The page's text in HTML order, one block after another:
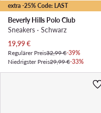
extra -25% Code: LAST
Beverly Hills Polo Club
Sneakers · Schwarz
Aktueller Preis
19,99€
Regulärer Preis32,99 €-39%
Niedrigster Preis29,99 €-33%